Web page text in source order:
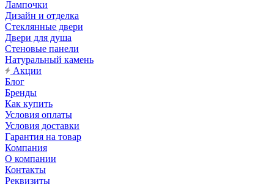
Лампочки
Дизайн и отделка
Стеклянные двери
Двери для душа
Стеновые панели
Натуральный камень
Акции
Блог
Бренды
Как купить
Условия оплаты
Условия доставки
Гарантия на товар
Компания
О компании
Контакты
Реквизиты